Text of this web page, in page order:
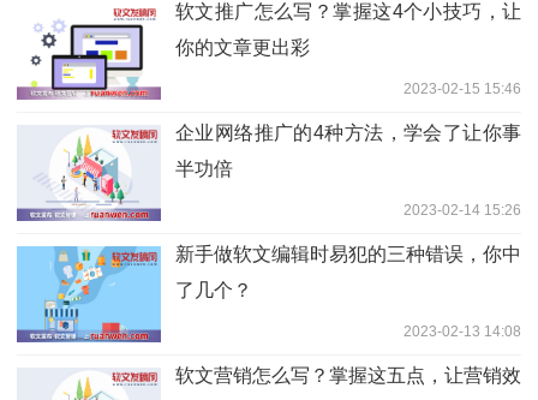
软文推广怎么写？掌握这4个小技巧，让
你的文章更出彩
2023-02-15 15:46
企业网络推广的4种方法，学会了让你事
半功倍
2023-02-14 15:26
新手做软文编辑时易犯的三种错误，你中
了几个？
2023-02-13 14:08
软文营销怎么写？掌握这五点，让营销效